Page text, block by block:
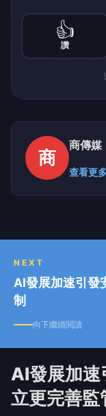
👍
讚
商
商傳媒
查看更
NEXT
AI發展加速引發
制
向下繼續閱讀
AI發展加速
立更完善監